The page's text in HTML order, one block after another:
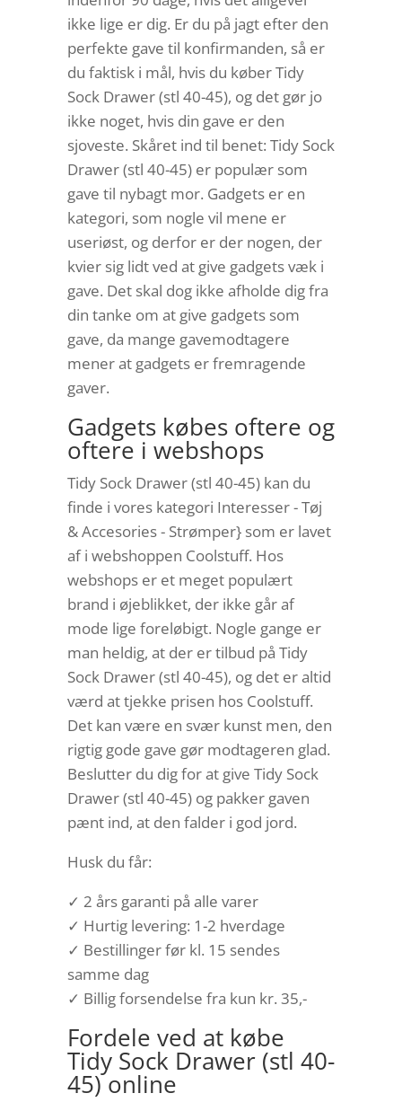
ikke lige er dig. Er du på jagt efter den
perfekte gave til konfirmanden, så er
du faktisk i mål, hvis du køber Tidy
Sock Drawer (stl 40-45), og det gør jo
ikke noget, hvis din gave er den
sjoveste. Skåret ind til benet: Tidy Sock
Drawer (stl 40-45) er populær som
gave til nybagt mor. Gadgets er en
kategori, som nogle vil mene er
useriøst, og derfor er der nogen, der
kvier sig lidt ved at give gadgets væk i
gave. Det skal dog ikke afholde dig fra
din tanke om at give gadgets som
gave, da mange gavemodtagere
mener at gadgets er fremragende
gaver.
Gadgets købes oftere og
oftere i webshops
Tidy Sock Drawer (stl 40-45) kan du
finde i vores kategori Interesser - Tøj
& Accesories - Strømper} som er lavet
af i webshoppen Coolstuff. Hos
webshops er et meget populært
brand i øjeblikket, der ikke går af
mode lige foreløbigt. Nogle gange er
man heldig, at der er tilbud på Tidy
Sock Drawer (stl 40-45), og det er altid
værd at tjekke prisen hos Coolstuff.
Det kan være en svær kunst men, den
rigtig gode gave gør modtageren glad.
Beslutter du dig for at give Tidy Sock
Drawer (stl 40-45) og pakker gaven
pænt ind, at den falder i god jord.
Husk du får:
✓ 2 års garanti på alle varer
✓ Hurtig levering: 1-2 hverdage
✓ Bestillinger før kl. 15 sendes
samme dag
✓ Billig forsendelse fra kun kr. 35,-
Fordele ved at købe
Tidy Sock Drawer (stl 40-
45) online